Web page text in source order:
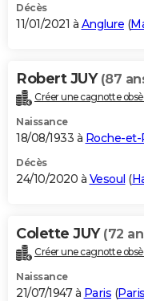
Décès
11/01/2021 à Anglure (
Robert JUY (87
Créer une cagnotte
Naissance
18/08/1933 à Roche-et-
Décès
24/10/2020 à Vesoul (
Colette JUY (72
Créer une cagnotte
Naissance
21/07/1947 à Paris (Paris